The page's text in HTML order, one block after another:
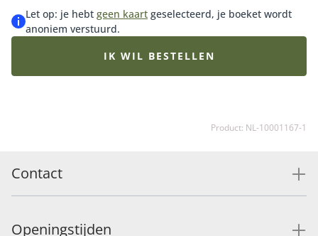
Let op: je hebt geen kaart geselecteerd, je boeket wordt
anoniem verstuurd.
IK WIL BESTELLEN
Product: NL-10001167-1
Contact
Openingstijden